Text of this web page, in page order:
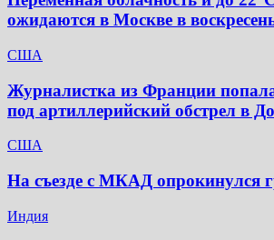
ожидаются в Москве в
США
Журналистка из Франции
под артиллерийский обстрел в
США
На съезде с МКАД опрокинулся
Индия